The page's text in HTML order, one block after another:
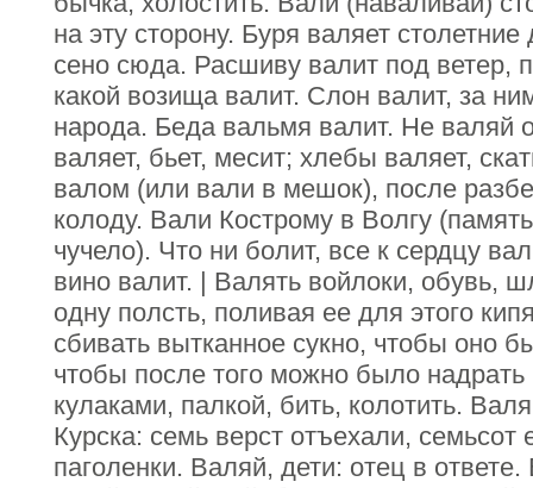
на эту сторону. Буря валяет
сено сюда. Расшиву валит под ветер,
какой возища валит. Слон валит, за
народа. Беда вальмя валит. Не валяй
валяет, бьет, месит; хлебы валяет,
валом (или вали в мешок), после
колоду. Вали Кострому в Волгу
чучело). Что ни болит, все к сердцу
вино валит. | Валять войлоки, обувь,
одну полсть, поливая ее для этого
сбивать вытканное сукно, чтобы оно
чтобы после того можно было надрать
кулаками, палкой, бить, колотить.
Курска: семь верст отъехали, семьсот
паголенки. Валяй, дети: отец в